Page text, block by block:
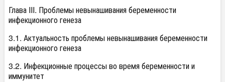
Глава III. Проблемы невынашивания беременности
инфекционного генеза
3.1. Актуальность проблемы невынашивания беременности
инфекционного генеза
3.2. Инфекционные процессы во время беременности и
иммунитет